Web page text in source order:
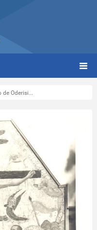
Oderisi...